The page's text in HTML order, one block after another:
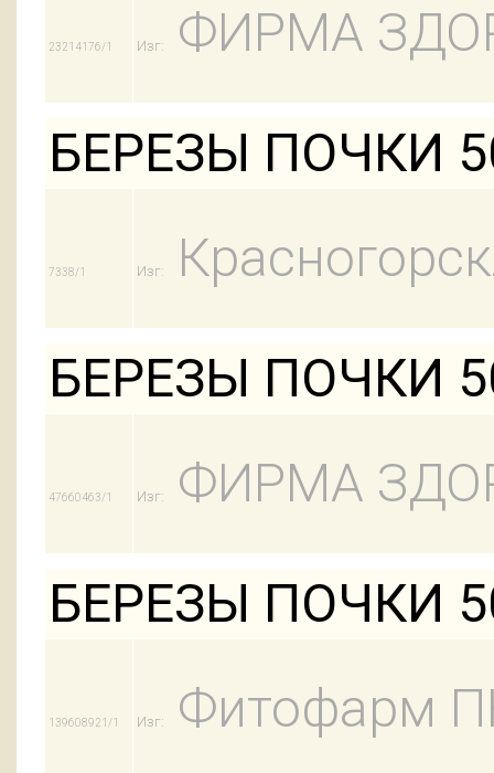
23214176/1 Изг:
ФИРМА
БЕРЕЗЫ ПОЧКИ
7338/1 Изг:
БЕРЕЗЫ ПОЧКИ
47660463/1 Изг:
ФИРМА
БЕРЕЗЫ ПОЧКИ
139608921/1 Изг: Фитофарм